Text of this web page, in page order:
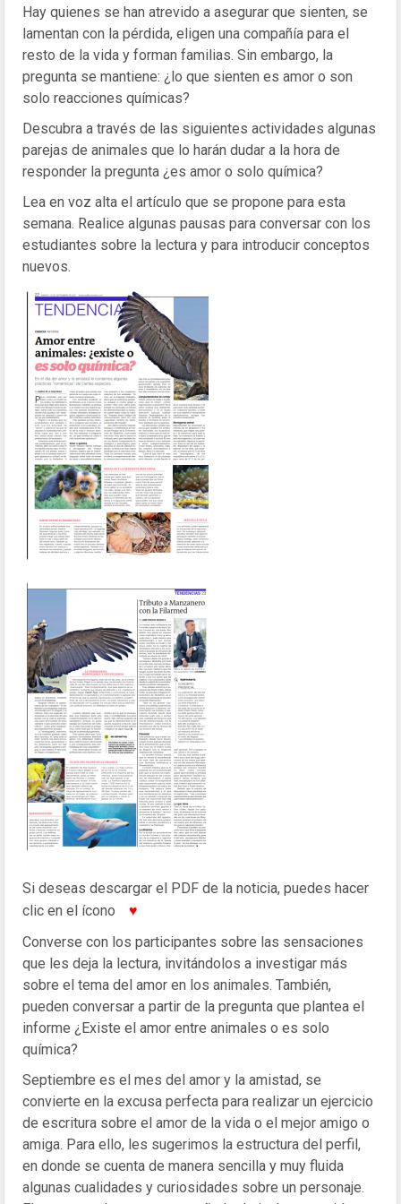
Hay quienes se han atrevido a asegurar que sienten, se
lamentan con la pérdida, eligen una compañía para el
resto de la vida y forman familias. Sin embargo, la
pregunta se mantiene: ¿lo que sienten es amor o son
solo reacciones químicas?
Descubra a través de las siguientes actividades algunas
parejas de animales que lo harán dudar a la hora de
responder la pregunta ¿es amor o solo química?
Lea en voz alta el artículo que se propone para esta
semana. Realice algunas pausas para conversar con los
estudiantes sobre la lectura y para introducir conceptos
nuevos.
Si deseas descargar el PDF de la noticia, puedes hacer
clic en el ícono
♥
Converse con los participantes sobre las sensaciones
que les deja la lectura, invitándolos a investigar más
sobre el tema del amor en los animales. También,
pueden conversar a partir de la pregunta que plantea el
informe ¿Existe el amor entre animales o es solo
química?
Septiembre es el mes del amor y la amistad, se
convierte en la excusa perfecta para realizar un ejercicio
de escritura sobre el amor de la vida o el mejor amigo o
amiga. Para ello, les sugerimos la estructura del perfil,
en donde se cuenta de manera sencilla y muy fluida
algunas cualidades y curiosidades sobre un personaje.